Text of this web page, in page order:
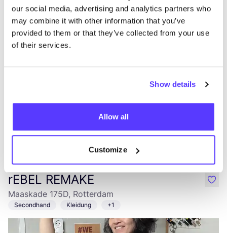
our social media, advertising and analytics partners who
may combine it with other information that you’ve
provided to them or that they’ve collected from your use
of their services.
Show details
Allow all
Customize
Remake Society
Klinkerstraat 11, Rotterdam
rEBEL REMAKE
Maaskade 175D, Rotterdam
Secondhand Kleidung +1
like